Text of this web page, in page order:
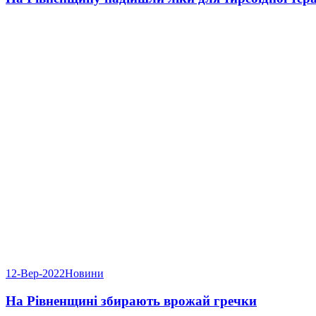
12-Вер-2022Новини
На Рівненщині збирають врожай гречки